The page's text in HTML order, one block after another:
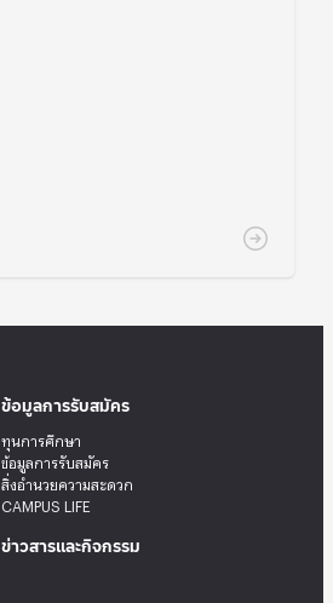
ข้อมูลการรับสมัคร
ทุนการศึกษา
ข้อมูลการรับสมัคร
สิ่งอำนวยความสะดวก
CAMPUS LIFE
ข่าวสารและกิจกรรม